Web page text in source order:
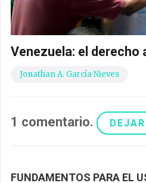
Venezuela: el derecho
Jonathan A. García Nieves
1 comentario.
FUNDAMENTOS PARA EL